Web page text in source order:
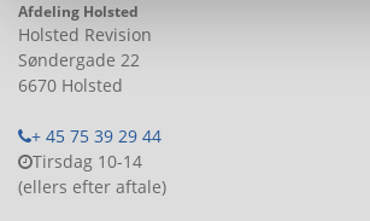
Afdeling Holsted
Holsted Revision
Søndergade 22
6670 Holsted
+ 45 75 39 29 44
Tirsdag 10-14
(ellers efter aftale)